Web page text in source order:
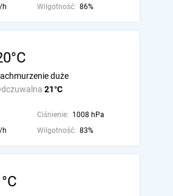
h Wilgotność: 86%
21°C
duże
Ciśnienie: 1008 hPa
h Wilgotność: 83%